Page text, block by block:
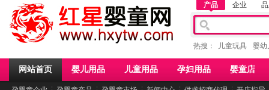
产品 企业
热搜： 儿童玩具 婴幼
网站首页 婴儿用品 儿童用品 孕妇用品 婴童店